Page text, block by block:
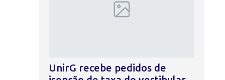
UnirG recebe pedidos de